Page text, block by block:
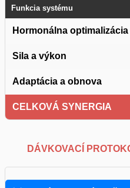
Funkcia systému
Hormonálna optimalizácia
Sila a výkon
Adaptácia a obnova
CELKOVÁ SYNERGIA
DÁVKOVACÍ